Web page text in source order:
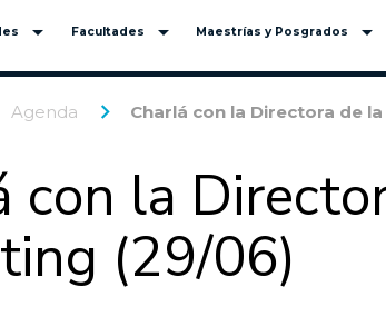
arrow_drop_down Facultades arrow_drop_down Maestrías y Posgrados arrow_drop_down
Agenda Charlá con la Directora de
con la
(29/06)